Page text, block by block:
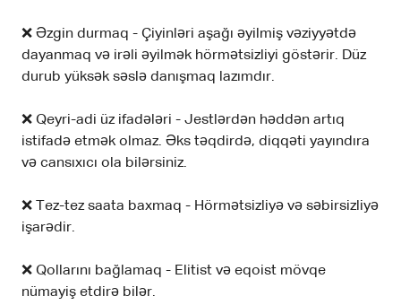
❌ Əzgin durmaq - Çiyinləri aşağı əyilmiş vəziyyətdə
dayanmaq və irəli əyilmək hörmətsizliyi göstərir. Düz
durub yüksək səslə danışmaq lazımdır.
❌ Qeyri-adi üz ifadələri - Jestlərdən həddən artıq
istifadə etmək olmaz. Əks təqdirdə, diqqəti yayındıra
və cansıxıcı ola bilərsiniz.
❌ Tez-tez saata baxmaq - Hörmətsizliyə və səbirsizliyə
işarədir.
❌ Qollarını bağlamaq - Elitist və eqoist mövqe
nümayiş etdirə bilər.